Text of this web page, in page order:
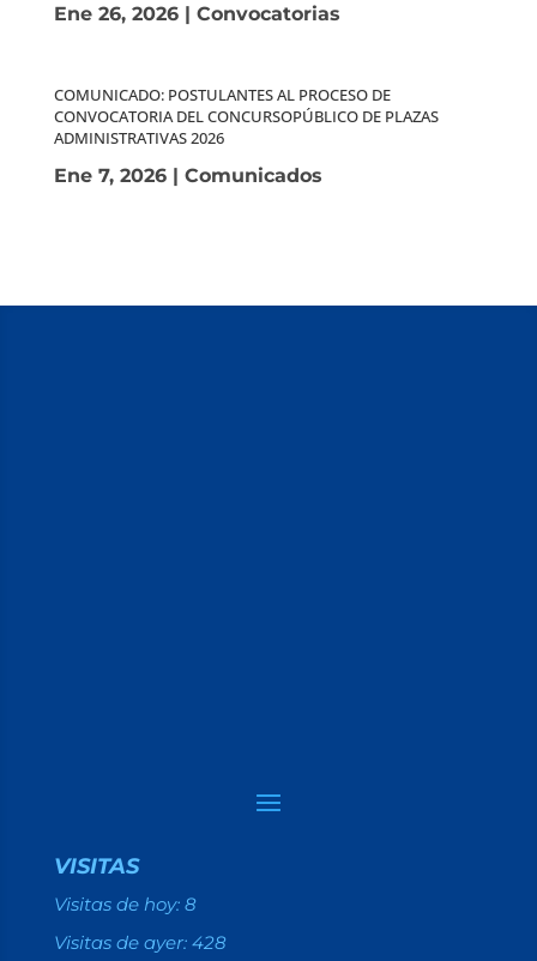
Ene 26, 2026| Convocatorias
COMUNICADO: POSTULANTES AL PROCESO DE
CONVOCATORIA DEL CONCURSOPÚBLICO DE PLAZAS
ADMINISTRATIVAS 2026
Ene 7, 2026| Comunicados
VISITAS
Visitas de hoy: 8
Visitas de ayer: 428